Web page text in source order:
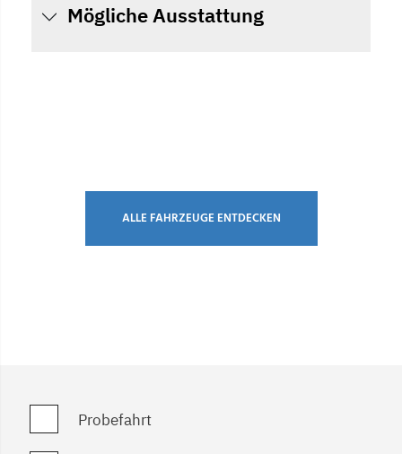
Mögliche Ausstattung
ALLE FAHRZEUGE ENTDECKEN
Probefahrt